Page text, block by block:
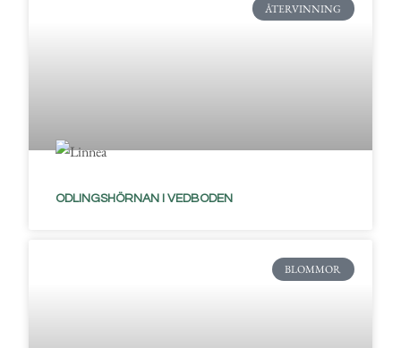
ÅTERVINNING
ODLINGSHÖRNAN I VEDBODEN
BLOMMOR